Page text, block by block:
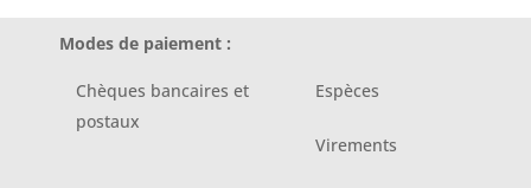
Modes de paiement :
Chèques bancaires et
postaux
Espèces
Virements